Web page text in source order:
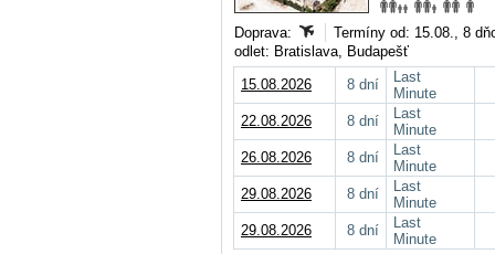
Doprava:
Termíny od: 15.08., 8
odlet: Bratislava, Budapešť
15.08.2026
8 dní
Last
Minute
22.08.2026
8 dní
Last
Minute
26.08.2026
8 dní
Last
Minute
29.08.2026
8 dní
Last
Minute
29.08.2026
8 dní
Last
Minute